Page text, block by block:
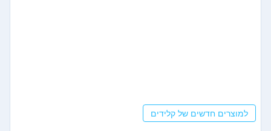
למוצרים חדשים של קלידים